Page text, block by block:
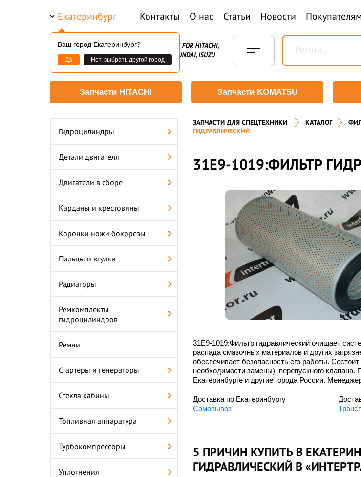
Екатеринбург
Ваш город Екатеринбург?
Да Нет, выбрать другой город
Контакты О нас Статьи Новости Покупателям
Запчасти HITACHI Запчасти KOMATSU
Гидроцилиндры
Детали двигателя
Двигатели в сборе
Карданы и крестовины
Коронки ножи бокорезы
Пальцы и втулки
Радиаторы
Ремкомплекты
гидроцилиндров
Ремни
Стартеры и генераторы
Стекла кабины
Топливная аппаратура
Турбокомпрессоры
Уплотнения
ЗАПЧАСТИ ДЛЯ СПЕЦТЕХНИКИ КАТАЛОГ
ГИДРАВЛИЧЕСКИЙ
31E9-1019:ФИЛЬТР
31E9-1019:Фильтр гидравлический очищает
распада смазочных материалов и других
обеспечивает безопасность его работы.
необходимости замены), перепускного клапана.
Екатеринбурге и другие города России.
Доставка по Екатеринбургу
Самовывоз
5 ПРИЧИН КУПИТЬ В
ГИДРАВЛИЧЕСКИЙ В